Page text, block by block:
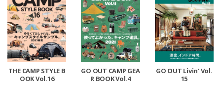
THE CAMP STYLE B
OOK Vol.16
GO OUT CAMP GEA
R BOOK Vol.4
GO OUT Livin' Vol.
15